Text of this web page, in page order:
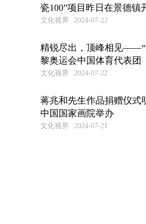
瓷100”项目昨日在景德镇
文化视界 2024-07-22
精锐尽出，顶峰相见——“
黎奥运会中国体育代表团
文化视界 2024-07-22
蒋兆和先生作品捐赠仪式
中国国家画院举办
文化视界 2024-07-21